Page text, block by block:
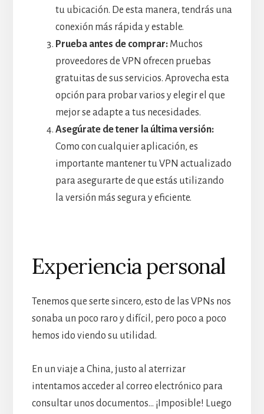
tu ubicación. De esta manera, tendrás una
conexión más rápida y estable.
Prueba antes de comprar:Muchos
proveedores de VPN ofrecen pruebas
gratuitas de sus servicios. Aprovecha esta
opción para probar varios y elegir el que
mejor se adapte a tus necesidades.
Asegúrate de tener la última versión:
Como con cualquier aplicación, es
importante mantener tu VPN actualizado
para asegurarte de que estás utilizando
la versión más segura y eficiente.
Experiencia personal
Tenemos que serte sincero, esto de las VPNs nos
sonaba un poco raro y difícil, pero poco a poco
hemos ido viendo su utilidad.
En un viaje a China, justo al aterrizar
intentamos acceder al correo electrónico para
consultar unos documentos… ¡Imposible! Luego